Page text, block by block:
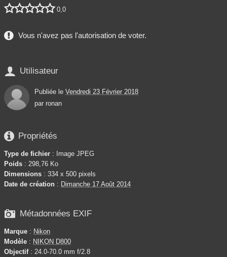
 0,0
Vous n'avez pas l'autorisation de voter.
 Utilisateur
Publiée le Vendredi 23 Février 2018
par ronan
 Propriétés
Type de fichier : Image JPEG
Poids : 298,76 Ko
Dimensions : 334 x 500 pixels
Date de création : Dimanche 17 Août 2014
 Métadonnées EXIF
Marque : Nikon
Modèle : NIKON D800
Objectif: 24.0-70.0 mm f/2.8